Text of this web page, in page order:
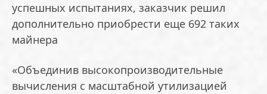
успешных испытаниях, заказчик решил
дополнительно приобрести еще 692 таких
майнера
«Объединив высокопроизводительные
вычисления с масштабной утилизацией